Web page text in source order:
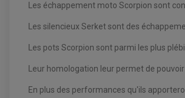
Les échappement moto Scorpion sont
Les silencieux Serket sont des
Les pots Scorpion sont parmi les plus
Leur homologation leur permet de
En plus des performances qu'ils